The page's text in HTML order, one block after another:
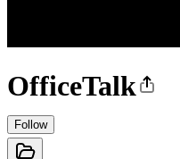
OfficeTalk
Follow